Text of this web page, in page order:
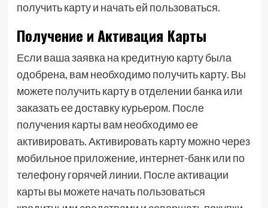
получить карту и начать ей пользоваться.
Получение и Активация Карты
Если ваша заявка на кредитную карту была
одобрена, вам необходимо получить карту. Вы
можете получить карту в отделении банка или
заказать ее доставку курьером. После
получения карты вам необходимо ее
активировать. Активировать карту можно через
мобильное приложение, интернет-банк или по
телефону горячей линии. После активации
карты вы можете начать пользоваться